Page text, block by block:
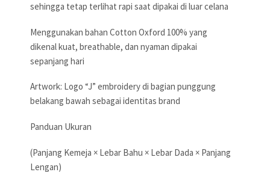
sehingga tetap terlihat rapi saat dipakai di luar celana
Menggunakan bahan Cotton Oxford 100% yang
dikenal kuat, breathable, dan nyaman dipakai
sepanjang hari
Artwork: Logo “J” embroidery di bagian punggung
belakang bawah sebagai identitas brand
Panduan Ukuran
(Panjang Kemeja × Lebar Bahu × Lebar Dada × Panjang
Lengan)